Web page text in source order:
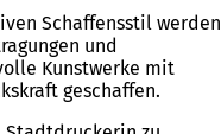
Schaffensstil werden
und
Kunstwerke mit
geschaffen.